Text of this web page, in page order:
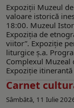
Expoziţii Muzeul
valoare istorică
18:00. Muzeul
Expoziția de
viitor”. Expoziţie
liturgice ş.a.
Complexul Muzeal
Expoziție
Carnet
Sâmbătă, 11 Iulie